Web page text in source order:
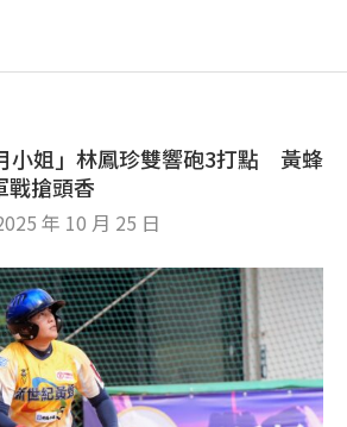
小姐」林鳳珍雙響砲3打點 黃蜂
戰搶頭香
年 10 月 25 日